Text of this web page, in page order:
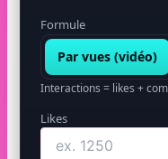
Formule
Par vues (vidéo)
Interactions = likes +
Likes